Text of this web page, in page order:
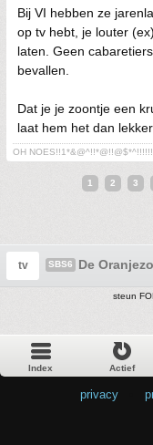
Bij VI hebben ze
op tv hebt, je louter
laten. Geen
bevallen.
Dat je je zoontje een
laat hem het dan
OH
1 2 3
tv SBS6 De
steun
Index Actief
privacy